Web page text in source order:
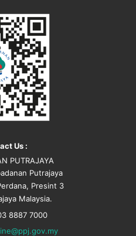
Us :
PUTRAJAYA
Putrajaya
Presint 3
Malaysia.
8887 7000